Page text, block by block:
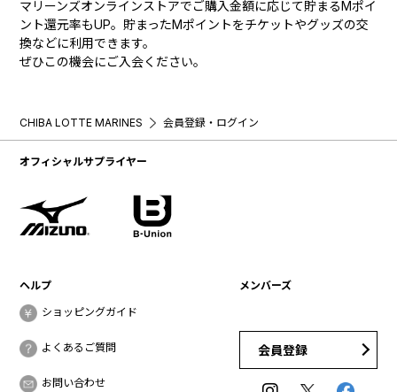
マリーンズオンラインストアでご購入金額に応じて貯まるMポイ
ント還元率もUP。貯まったMポイントをチケットやグッズの交
換などに利用できます。
ぜひこの機会にご入会ください。
CHIBA LOTTE MARINES 会員登録・ログイン
オフィシャルサプライヤー
ヘルプ
ショッピングガイド
よくあるご質問
お問い合わせ
メンバーズ
会員登録